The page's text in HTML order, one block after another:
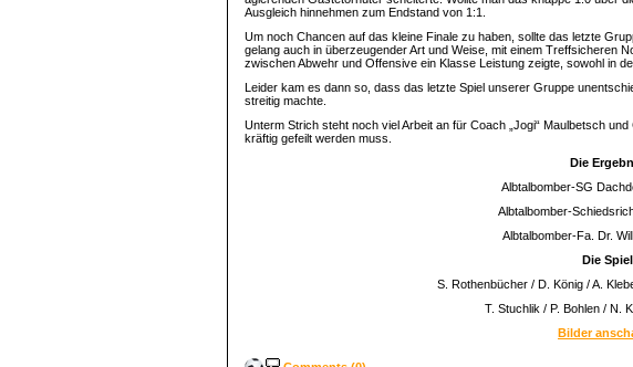
Ausgleich hinnehmen zum Endstand von 1:1.
Um noch Chancen auf das kleine Finale zu haben, sollte das letzte
gelang auch in überzeugender Art und Weise, mit einem Treffsicheren
zwischen Abwehr und Offensive ein Klasse Leistung zeigte, sowohl in
Leider kam es dann so, dass das letzte Spiel unserer Gruppe
streitig machte.
Unterm Strich steht noch viel Arbeit an für Coach „Jogi“ Maulbetsch
kräftig gefeilt werden muss.
Die
Albtalbomber-SG
Albtalbomber-
Albtalbomber-Fa. Dr.
Die
S. Rothenbücher / D. König / A.
T. Stuchlik / P. Bohlen / N.
Bilder